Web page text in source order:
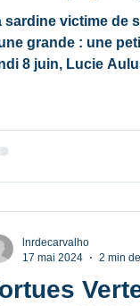
sardine victime de
grande : une
8 juin, Lucie
en tant que
au sein
lnrdecarvalho
17 mai 2024
2 min